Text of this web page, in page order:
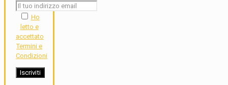
Ho
letto e
accettato
Termini e
Condizioni